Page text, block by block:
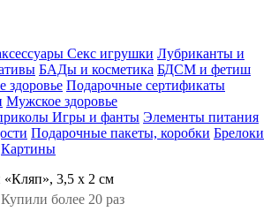
Секс игрушки Лубриканты и
БАДы и косметика БДСМ и фетиш
здоровье Подарочные сертификаты
Мужское здоровье
Игры и фанты Элементы питания
Подарочные пакеты, коробки Брелоки
Картины
«Кляп», 3,5 х 2 см
более 20 раз